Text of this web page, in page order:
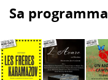
Sa